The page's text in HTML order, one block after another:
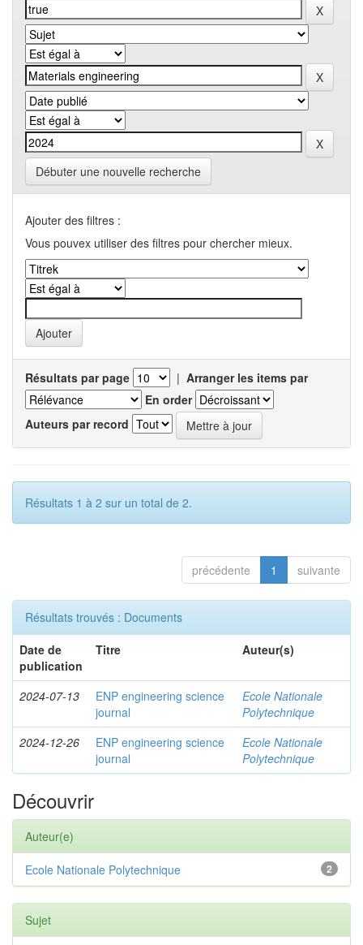
Débuter une nouvelle recherche
Ajouter des filtres :
Vous pouvex utiliser des filtres pour chercher mieux.
Résultats par page | Arranger les items par
En order
Auteurs par record
Résultats 1 à 2 sur un total de 2.
précédente 1 suivante
Résultats trouvés : Documents
Date de
publication
Titre Auteur(s)
2024-07-13
ENP engineering science
journal
Ecole Nationale
Polytechnique
2024-12-26
ENP engineering science
journal
Ecole Nationale
Polytechnique
Découvrir
Auteur(e)
2
Ecole Nationale Polytechnique
Sujet